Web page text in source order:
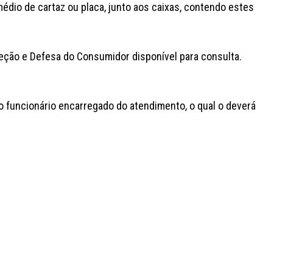
de cartaz ou placa, junto aos caixas, contendo estes
e Defesa do Consumidor disponível para consulta.
encarregado do atendimento, o qual o deverá